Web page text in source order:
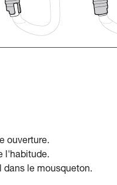
ouverture.
l'habitude.
dans le mousqueton.